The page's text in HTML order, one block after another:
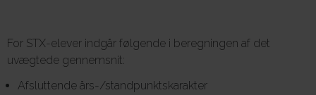
For STX-elever indgår følgende i beregningen af det
uvægtede gennemsnit:
Afsluttende års-/standpunktskarakter